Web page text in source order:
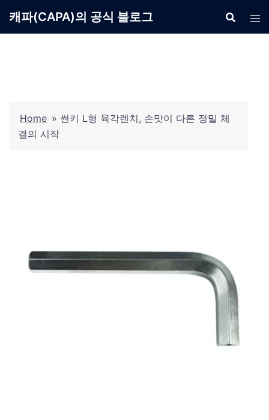
캐파(CAPA)의 공식 블로그
Home » 썬키 L형 육각렌치, 손맛이 다른 정밀 체
결의 시작